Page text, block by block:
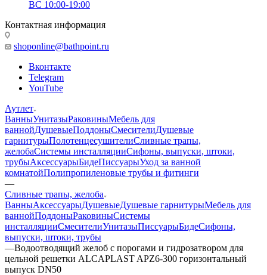
ВС 10:00-19:00
Контактная информация
shoponline@bathpoint.ru
Вконтакте
Telegram
YouTube
Аутлет
ВанныУнитазыРаковиныМебель для
ваннойДушевыеПоддоныСмесителиДушевые
гарнитурыПолотенцесушителиСливные трапы,
желобаСистемы инсталляцииСифоны, выпуски, штоки,
трубыАксессуарыБидеПиссуарыУход за ванной
комнатойПолипропиленовые трубы и фитинги
—
Сливные трапы, желоба
ВанныАксессуарыДушевыеДушевые гарнитурыМебель для
ваннойПоддоныРаковиныСистемы
инсталляцииСмесителиУнитазыПиссуарыБидеСифоны,
выпуски, штоки, трубы
—Водоотводящий желоб с порогами и гидрозатвором для
цельной решетки ALCAPLAST APZ6-300 горизонтальный
выпуск DN50